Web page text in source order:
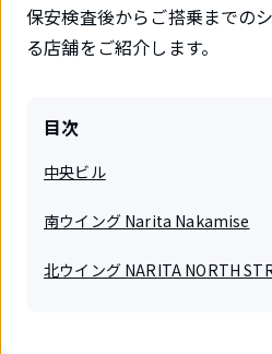
保安検査後からご搭乗までの
る店舗をご紹介します。
目次
中央ビル
南ウイング Narita Nakamise
北ウイング NARITA NORTH